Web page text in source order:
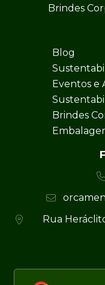
Brindes
Blog
Eventos e
Brindes
Rua